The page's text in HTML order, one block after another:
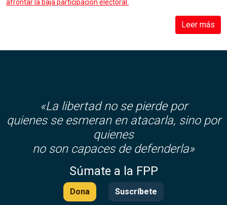
afrontar la baja participación electoral.
Leer más
«La libertad no se pierde por
quienes se esmeran en atacarla, sino por
quienes
no son capaces de defenderla»
Súmate a la FPP
Dona Suscríbete